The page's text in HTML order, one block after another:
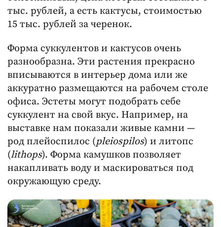
тыс. рублей, а есть кактусы, стоимостью
15 тыс. рублей за черенок.
Форма суккулентов и кактусов очень
разнообразна. Эти растения прекрасно
вписываются в интерьер дома или же
аккуратно размещаются на рабочем столе
офиса. Эстеты могут подобрать себе
суккулент на свой вкус. Например, на
выставке нам показали живые камни —
род плейоспилос (pleiospilos) и литопс
(lithops). Форма камушков позволяет
накапливать воду и маскироваться под
окружающую среду.